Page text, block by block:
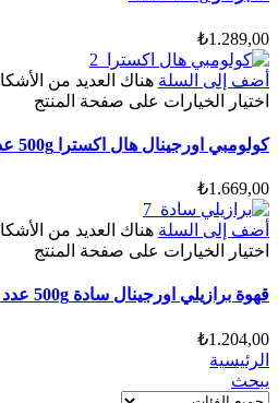
₺1.289,00
أضف إلى السلة هناك العديد من
اختيار الخيارات على صفحة المنتج
كولومبي اورجينال هال اكسترا 500g عدد 3
₺1.669,00
أضف إلى السلة هناك العديد من
اختيار الخيارات على صفحة المنتج
قهوة برازيلي اورجينال سادة 500g عدد 3
₺1.204,00
الرئيسية
يبحث